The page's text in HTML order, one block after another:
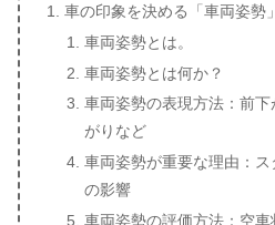
車の印象を決める「車両姿勢
車両姿勢とは。
車両姿勢とは何か？
車両姿勢の表現方法：前
がりなど
車両姿勢が重要な理由：
の影響
車両姿勢の評価方法：空